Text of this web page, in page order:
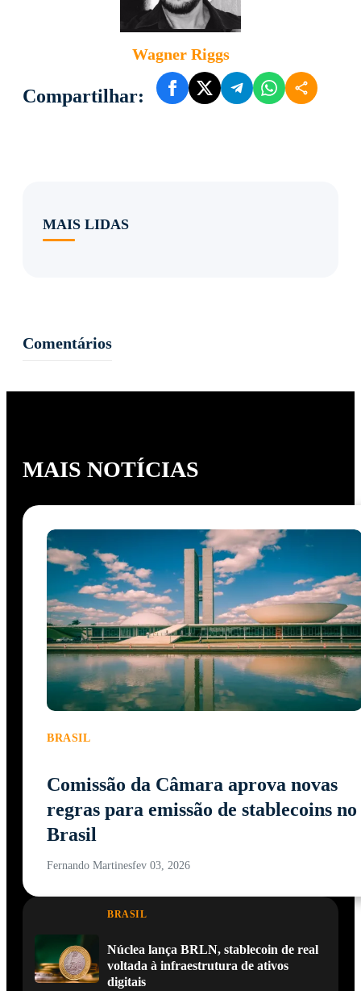
Wagner Riggs
Compartilhar:
MAIS LIDAS
Comentários
MAIS NOTÍCIAS
BRASIL
Comissão da Câmara aprova novas
regras para emissão de stablecoins no
Brasil
Fernando Martinesfev 03, 2026
BRASIL
Núclea lança BRLN, stablecoin de real
voltada à infraestrutura de ativos
digitais